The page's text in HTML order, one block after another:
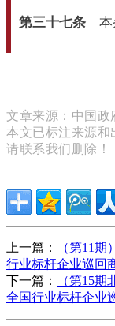
第三十七条 本
文章来源：中国政
本文已标注来源和
请联系我们删除！
上一篇：
（第11
行业标杆企业巡回
下一篇：
（第15
全国行业标杆企业